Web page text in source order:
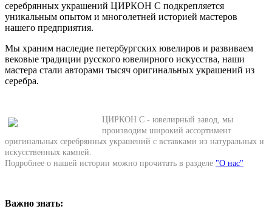
серебрянных украшений ЦИРКОН С подкрепляется
уникальным опытом и многолетней историей мастеров
нашего предприятия.
Мы храним наследие петербургских ювелиров и развиваем
вековые традиции русского ювелирного искусства, наши
мастера стали авторами тысяч оригинальных украшений из
серебра.
ЦИРКОН С - ювелирный завод, мы
производим широкий ассортимент
оригинальных серебрянных украшений с вставками из натуральных и
искусственных камней.
Подробнее о нашей истории можно прочитать в разделе "О нас"
Важно знать: